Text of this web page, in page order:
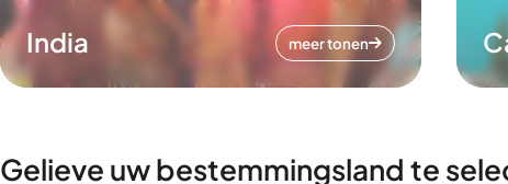
India meer tonen
Gelieve uw bestemmingsland te